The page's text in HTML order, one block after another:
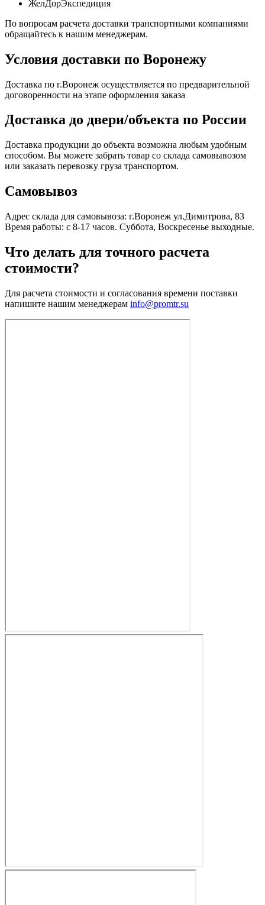
ЖелДорЭкспедиция
По вопросам расчета доставки транспортными компаниями
обращайтесь к нашим менеджерам.
Условия доставки по Воронежу
Доставка по г.Воронеж осуществляется по предварительной
договоренности на этапе оформления заказа
Доставка до двери/объекта по России
Доставка продукции до объекта возможна любым удобным
способом. Вы можете забрать товар со склада самовывозом
или заказать перевозку груза транспортом.
Самовывоз
Адрес склада для самовывоза: г.Воронеж ул.Димитрова, 83
Время работы: с 8-17 часов. Суббота, Воскресенье выходные.
Что делать для точного расчета
стоимости?
Для расчета стоимости и согласования времени поставки
напишите нашим менеджерам info@promtr.su